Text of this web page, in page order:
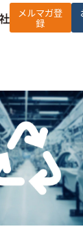
メルマガ登
録
い課題から探す
ばれる理由
役立ち記事
セミナー
お知らせ
あるご質問